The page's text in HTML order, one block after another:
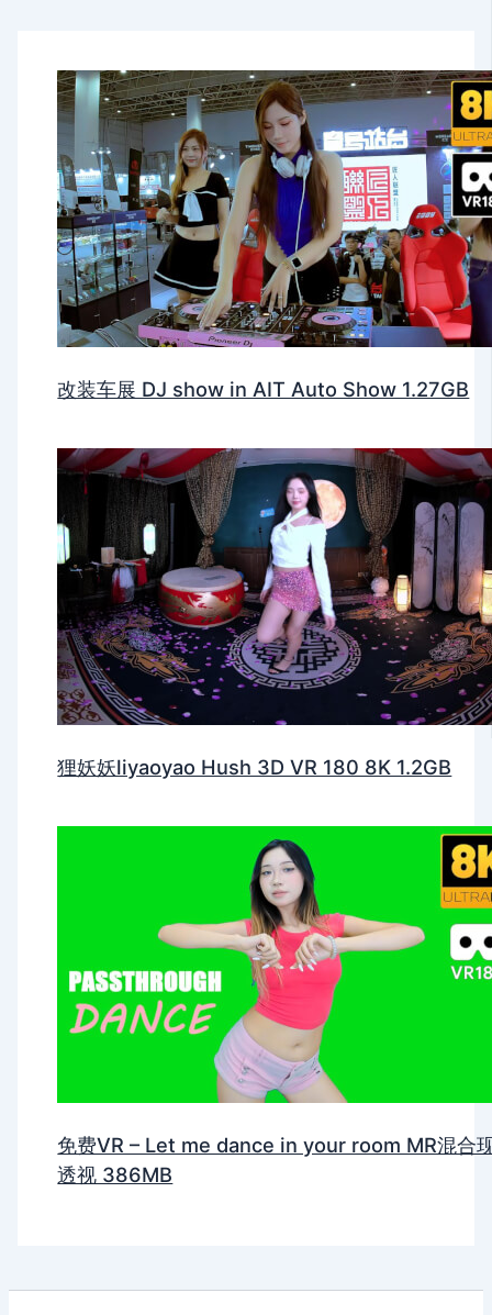
改装车展 DJ show in AIT Auto Show 1.27GB
狸妖妖liyaoyao Hush 3D VR 180 8K 1.2GB
免费VR – Let me dance in your room MR混合
透视 386MB